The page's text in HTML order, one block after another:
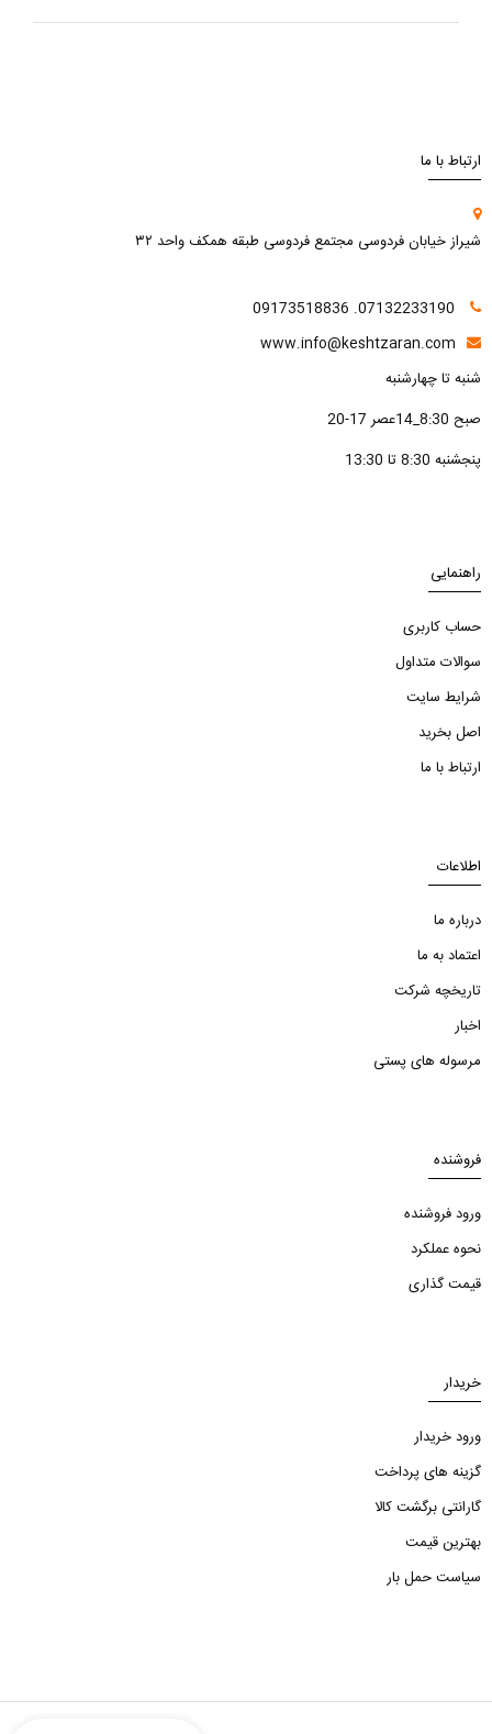
ارتباط با ما
شیراز خیابان فردوسی مجتمع فردوسی طبقه همکف واحد ۳۲
www.info@keshtzaran.com
شنبه تا چهارشنبه
صبح 8:30_14عصر 17-20
پنجشنبه 8:30 تا 13:30
راهنمایی
حساب کاربری
سوالات متداول
شرایط سایت
اصل بخرید
ارتباط با ما
اطلاعات
درباره ما
اعتماد به ما
تاریخچه شرکت
اخبار
مرسوله های پستی
فروشنده
ورود فروشنده
نحوه عملکرد
قیمت گذاری
خریدار
ورود خریدار
گزینه های پرداخت
گارانتی برگشت کالا
بهترین قیمت
سیاست حمل بار